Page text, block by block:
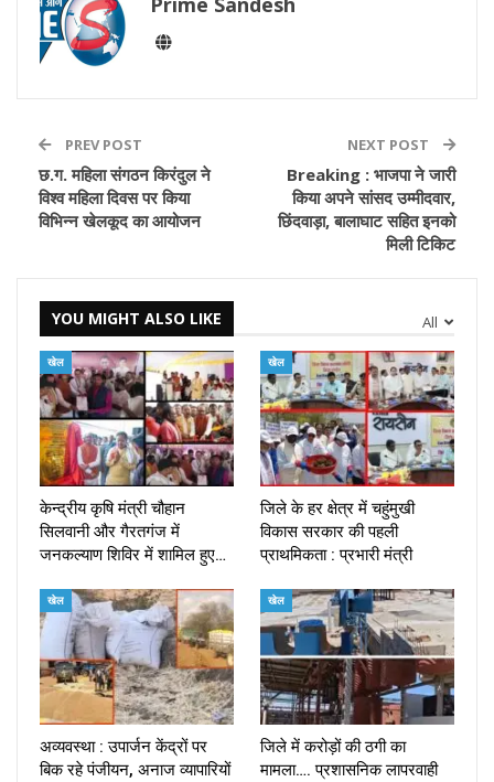
PREV POST
छ.ग. महिला संगठन किरंदुल ने
विश्व महिला दिवस पर किया
विभिन्न खेलकूद का आयोजन
NEXT POST
Breaking : भाजपा ने जारी
किया अपने सांसद उम्मीदवार,
छिंदवाड़ा, बालाघाट सहित इनको
मिली टिकिट
All
YOU MIGHT ALSO LIKE
खेल
केन्द्रीय कृषि मंत्री चौहान
सिलवानी और गैरतगंज में
जनकल्याण शिविर में शामिल हुए…
खेल
जिले के हर क्षेत्र में चहुंमुखी
विकास सरकार की पहली
प्राथमिकता : प्रभारी मंत्री
खेल
अव्यवस्था : उपार्जन केंद्रों पर
बिक रहे पंजीयन, अनाज व्यापारियों
खेल
जिले में करोड़ों की ठगी का
मामला…. प्रशासनिक लापरवाही